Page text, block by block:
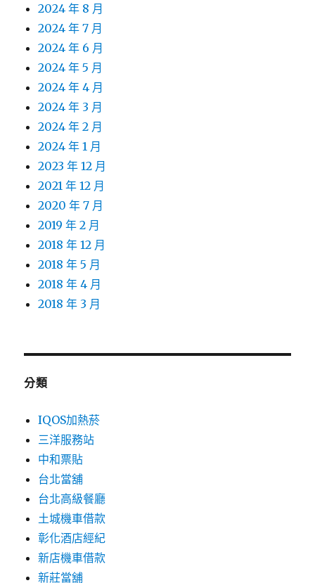
2024 年 8 月
2024 年 7 月
2024 年 6 月
2024 年 5 月
2024 年 4 月
2024 年 3 月
2024 年 2 月
2024 年 1 月
2023 年 12 月
2021 年 12 月
2020 年 7 月
2019 年 2 月
2018 年 12 月
2018 年 5 月
2018 年 4 月
2018 年 3 月
分類
IQOS加熱菸
三洋服務站
中和票貼
台北當舖
台北高級餐廳
土城機車借款
彰化酒店經紀
新店機車借款
新莊當舖